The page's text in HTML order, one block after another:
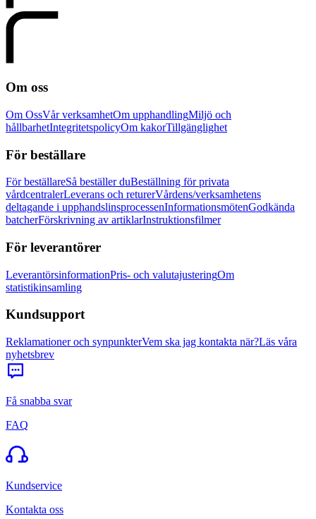
Om oss
Om OssVår verksamhetOm upphandlingMiljö och
hållbarhetIntegritetspolicyOm kakorTillgänglighet
För beställare
För beställareSå beställer duBeställning för privata
vårdcentralerLeverans och returerVårdens/verksamhetens
deltagande i upphandslinsprocessenInformationsmötenGodkända
batcherFörskrivning av artiklarInstruktionsfilmer
För leverantörer
LeverantörsinformationPris- och valutajusteringOm
statistikinsamling
Kundsupport
Reklamationer och synpunkterVem ska jag kontakta när?Läs våra
nyhetsbrev
Få snabba svar
FAQ
Kundservice
Kontakta oss